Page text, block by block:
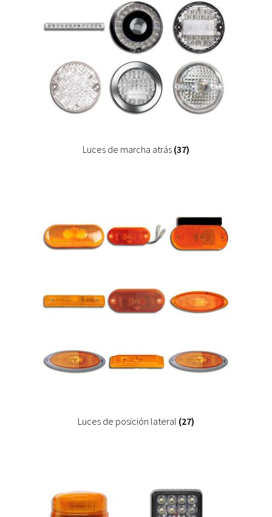
Luces de marcha atrás (37)
Luces de posición lateral (27)